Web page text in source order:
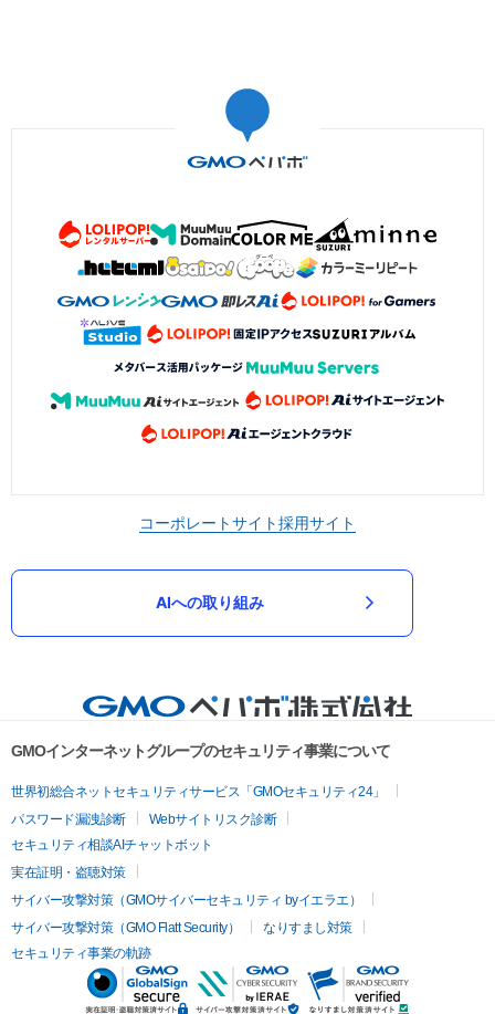
コーポレートサイト採用サイト
AIへの取り組み
GMOインターネットグループのセキュリティ事業について
世界初総合ネットセキュリティサービス「GMOセキュリティ24」
パスワード漏洩診断
Webサイトリスク診断
セキュリティ相談AIチャットボット
実在証明・盗聴対策
サイバー攻撃対策（GMOサイバーセキュリティ byイエラエ）
サイバー攻撃対策（GMO Flatt Security）
なりすまし対策
セキュリティ事業の軌跡